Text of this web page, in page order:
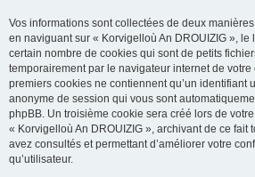
Vos informations sont collectées de deux
en naviguant sur « Korvigelloù An DROUIZIG »,
certain nombre de cookies qui sont de petits
temporairement par le navigateur internet de
premiers cookies ne contiennent qu’un identifiant
anonyme de session qui vous sont
phpBB. Un troisième cookie sera créé lors de
« Korvigelloù An DROUIZIG », archivant de ce fait
avez consultés et permettant d’améliorer votre
qu’utilisateur.